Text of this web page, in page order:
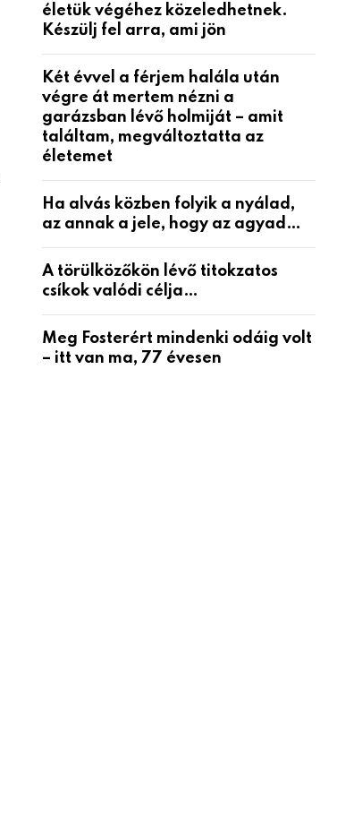
életük végéhez közeledhetnek.
Készülj fel arra, ami jön
Két évvel a férjem halála után
végre át mertem nézni a
garázsban lévő holmiját – amit
találtam, megváltoztatta az
életemet
Ha alvás közben folyik a nyálad,
az annak a jele, hogy az agyad…
A törülközőkön lévő titokzatos
csíkok valódi célja…
Meg Fosterért mindenki odáig volt
– itt van ma, 77 évesen